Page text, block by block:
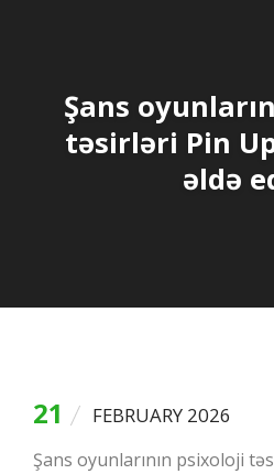
Şans
təsirləri Pin
əldə
21 FEBRUARY 2026
Şans oyunlarının psixoloji